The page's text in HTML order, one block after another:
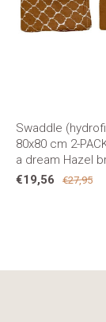
Swaddle
80x80 cm 2-
a dream Hazel
€19,56
€27,95